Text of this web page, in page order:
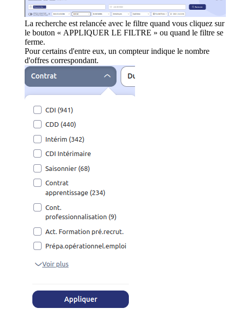
La recherche est relancée avec le filtre quand vous cliquez sur
le bouton « APPLIQUER LE FILTRE » ou quand le filtre se
ferme.
Pour certains d'entre eux, un compteur indique le nombre
d'offres correspondant.